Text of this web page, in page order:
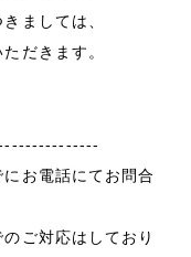
ましては、
だきます。
お電話にてお問合
ご対応はしており